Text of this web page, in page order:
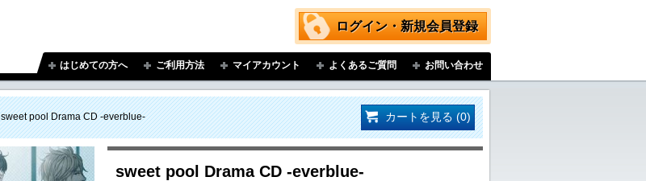
ログイン・新規会員登録
はじめての方へ ご利用方法 マイアカウント よくあるご質問 お問い合わせ
sweet pool Drama CD -everblue- カートを見る (0)
sweet pool Drama CD -everblue-